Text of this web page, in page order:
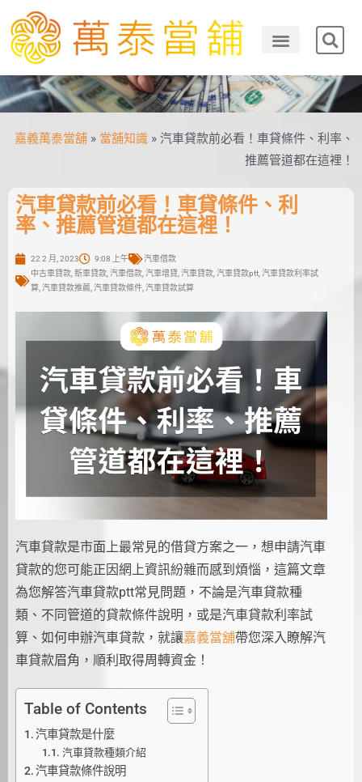
嘉義萬泰當舖 » 當舖知識 » 汽車貸款前必看！車貸條件、利率、
推薦管道都在這裡！
汽車貸款前必看！車貸條件、利
率、推薦管道都在這裡！
22 2 月, 2023 9:08 上午
汽車借款
中古車貸款, 新車貸款, 汽車借款, 汽車增貸, 汽車貸款, 汽車貸款ptt, 汽車貸款利率試
算, 汽車貸款推薦 汽車貸款條件, 汽車貸款試算
汽車貸款是市面上最常見的借貸方案之一，想申請汽車
貸款的您可能正因網上資訊紛雜而感到煩惱，這篇文章
為您解答汽車貸款ptt常見問題，不論是汽車貸款種
類、不同管道的貸款條件說明，或是汽車貸款利率試
算、如何申辦汽車貸款，就讓嘉義當舖帶您深入瞭解汽
車貸款眉角，順利取得周轉資金！
Table of Contents
汽車貸款是什麼
汽車貸款種類介紹
汽車貸款條件說明